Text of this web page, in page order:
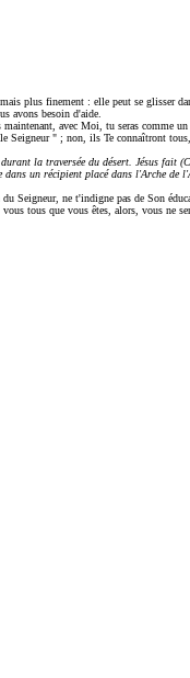
plus finement : elle peut se glisser
avons besoin d'aide.
avec Moi, tu seras comme
Seigneur " ; non, ils Te connaîtront
la traversée du désert. Jésus fait
un récipient placé dans l'Arche de
ne t'indigne pas de Son
tous que vous êtes, alors, vous ne